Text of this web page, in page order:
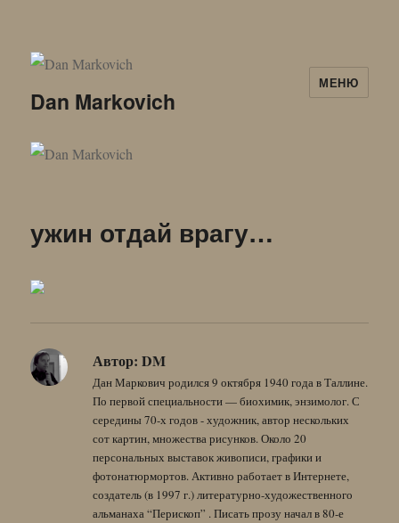
Dan Markovich
МЕНЮ
ужин отдай врагу…
Автор: DM
Дан Маркович родился 9 октября 1940 года в Таллине.
По первой специальности — биохимик, энзимолог. С
середины 70-х годов - художник, автор нескольких
сот картин, множества рисунков. Около 20
персональных выставок живописи, графики и
фотонатюрмортов. Активно работает в Интернете,
создатель (в 1997 г.) литературно-художественного
альманаха “Перископ” . Писать прозу начал в 80-е